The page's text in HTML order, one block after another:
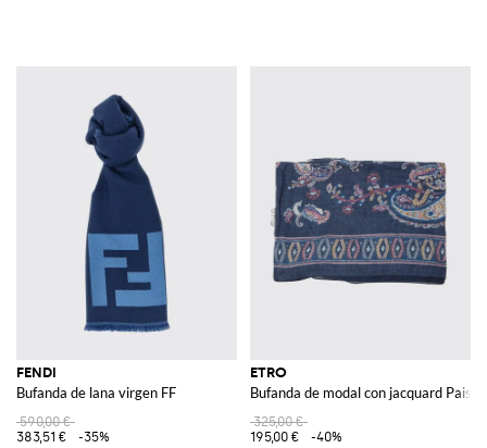
FENDI
Bufanda de lana virgen FF
590,00 €
383,51 €
-35%
ETRO
Bufanda de modal con jacquard
325,00 €
195,00 €
-40%